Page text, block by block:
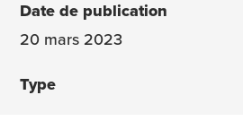
20 mars 2023